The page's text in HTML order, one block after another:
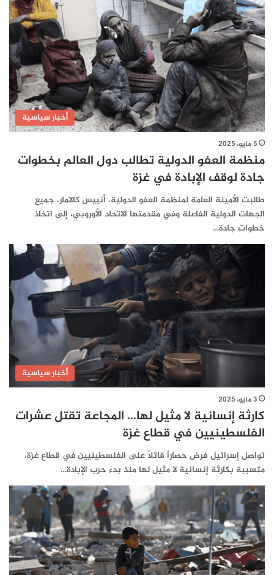
أخبار سياسية
5 مايو، 2025
منظمة العفو الدولية تطالب دول العالم بخطوات
جادة لوقف الإبادة في غزة
طالبت الأمينة العامة لمنظمة العفو الدولية، أنييس كالامار، جميع
الجهات الدولية الفاعلة وفي مقدمتها الاتحاد الأوروبي، إلى اتخاذ
خطوات جادة…
أخبار سياسية
3 مايو، 2025
كارثة إنسانية لا مثيل لها… المجاعة تقتل عشرات
الفلسطينيين في قطاع غزة
تواصل إسرائيل فرض حصاراً قاتلاً على الفلسطينيين في قطاع غزة،
متسببة بكارثة إنسانية لا مثيل لها منذ بدء حرب الإبادة…